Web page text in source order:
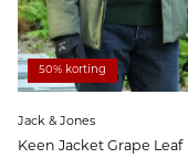
50% korting
Jack & Jones
Keen Jacket Grape Leaf